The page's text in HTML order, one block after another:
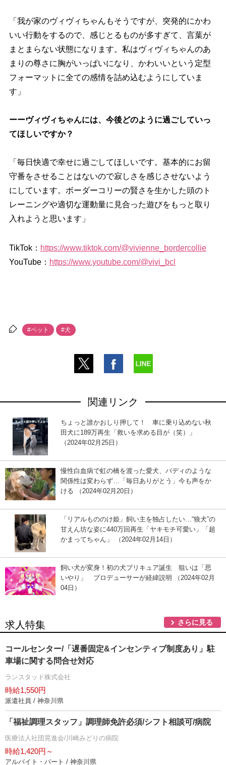
「我が家のヴィヴィちゃんもそうですが、突発的にかわ
いい行動をするので、感じとるものが多すぎて、言葉が
まとまらない状態になります。私はヴィヴィちゃんのあ
まりの尊さに胸がいっぱいになり、かわいいという定型
フォーマットに全ての感情を詰め込むようにしていま
す」
ーーヴィヴィちゃんには、今後どのように過ごしていっ
てほしいですか？
「毎日快適で幸せに過ごしてほしいです。基本的にお留
守番をさせることはないので寂しさを感じさせないよう
にしています。ボーダーコリーの賢さを生かした頭のト
レーニングや適切な運動量に見合った遊びをもっと取り
入れようと思います」
TikTok： https://www.tiktok.com/@vivienne_bordercollie
YouTube： https://www.youtube.com/@vivi_bcl
#ペット #犬
関連リンク
ちょっと誰かおしり押して！ 車に乗り込めない秋
田犬に189万再生「救いを求める目が（笑）」
（2024年02月25日）
慢性白血病で虹の橋を渡った愛犬、バディのような
関係性は変わらず…「毎日ありがとう」今も声をか
ける （2024年02月20日）
「リアルもののけ姫」飼い主を独占したい…“狼犬”の
甘えん坊な姿に440万回再生「ヤキモチ可愛い」「超
かまってちゃん」 （2024年02月14日）
飼い犬が変身！初の犬プリキュア誕生 狙いは「思
いやり」 プロデューサーが経緯説明 （2024年02月
04日）
求人特集 さらに見る
コールセンター/「遅番固定&インセンティブ制度あり」駐
車場に関する問合せ対応
ランスタッド株式会社
時給1,550円
派遣社員 / 神奈川県
「福祉調理スタッフ」調理師免許必須/シフト相談可/病院
医療法人社団晃進会/川崎みどりの病院
時給1,420円～
アルバイト・パート / 神奈川県